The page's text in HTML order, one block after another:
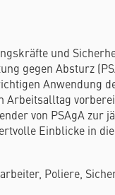
und
gegen Absturz
Anwendung
Arbeitsalltag
von PSAgA
Einblicke in
Poliere,